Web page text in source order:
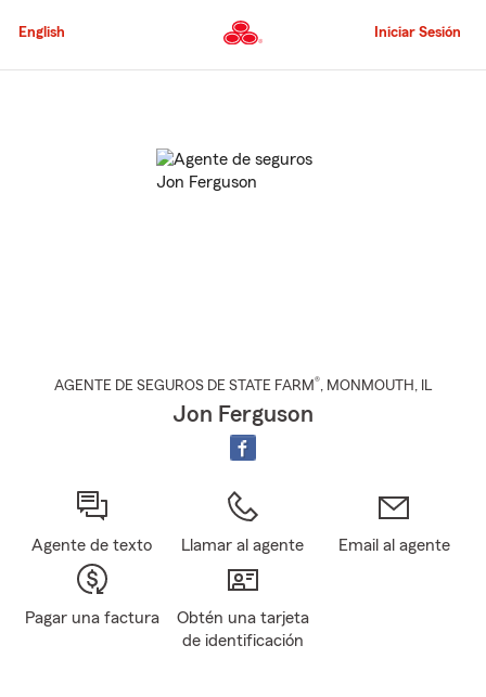
al
principal
English Iniciar Sesión
AGENTE DE SEGUROS DE STATE FARM®, MONMOUTH , IL
Jon Ferguson
Agente de texto Llamar al agente Email al agente
Pagar una factura
Obtén una tarjeta
de identificación